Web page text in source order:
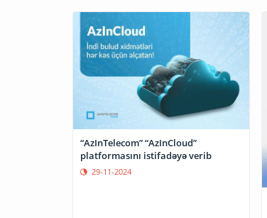
“AzInTelecom” “AzInCloud”
platformasını istifadəyə verib
29-11-2024